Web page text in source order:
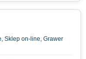
Sklep on-line, Grawer